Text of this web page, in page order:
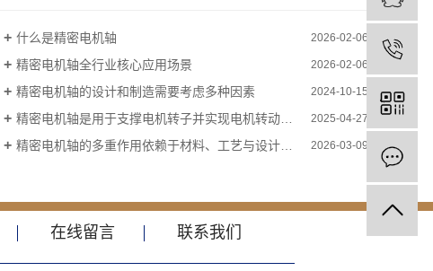
什么是精密电机轴 2026-02-06
精密电机轴全行业核心应用场景 2026-02-06
精密电机轴的设计和制造需要考虑多种因素 2024-10-15
精密电机轴是用于支撑电机转子并实现电机转动的关键机械部件 2025-04-27
精密电机轴的多重作用依赖于材料、工艺与设计的协同 2026-03-09
在线留言 联系我们